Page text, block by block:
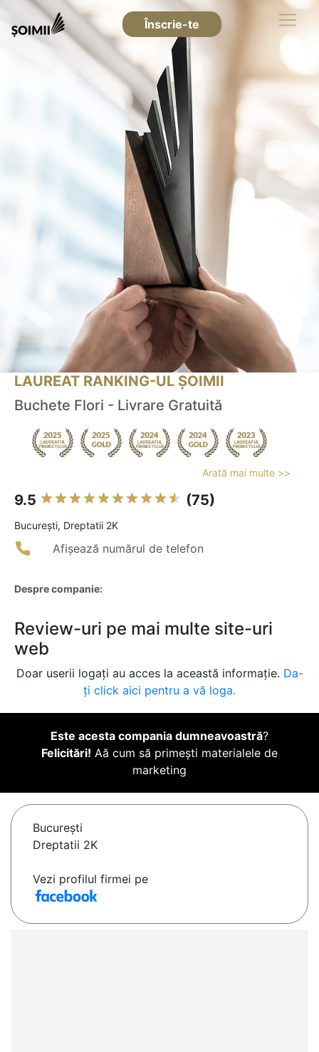
Înscrie-te
LAUREAT RANKING-UL ȘOIMII
Buchete Flori - Livrare Gratuită
Arată mai multe >>
9.5 (75)
Bucureşti, Dreptatii 2K
Afișează numărul de telefon
Despre companie:
Review-uri pe mai multe site-uri
web
Doar userii logați au acces la această informație. Da-
ți click aici pentru a vă loga.
Este acesta compania dumneavoastră?
Felicitări! Aă cum să primești materialele de
marketing
Bucureşti
Dreptatii 2K
Vezi profilul firmei pe